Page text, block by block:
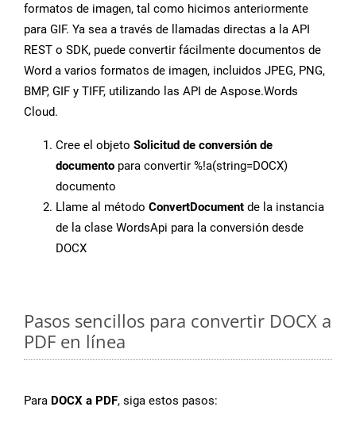
formatos de imagen, tal como hicimos anteriormente
para GIF. Ya sea a través de llamadas directas a la API
REST o SDK, puede convertir fácilmente documentos de
Word a varios formatos de imagen, incluidos JPEG, PNG,
BMP, GIF y TIFF, utilizando las API de Aspose.Words
Cloud.
Cree el objeto Solicitud de conversión de
documento para convertir %!a(string=DOCX)
documento
Llame al método ConvertDocument de la instancia
de la clase WordsApi para la conversión desde
DOCX
Pasos sencillos para convertir DOCX a
PDF en línea
Para DOCX a PDF, siga estos pasos: